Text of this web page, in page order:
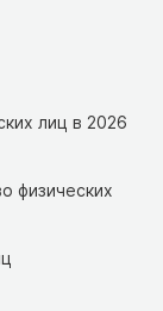
лиц в 2026
физических